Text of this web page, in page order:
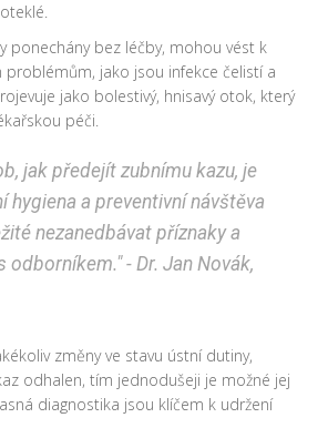
ponechány bez léčby, mohou vést k
problémům, jako jsou infekce čelistí a
jako bolestivý, hnisavý otok, který
péči.
jak předejít zubnímu kazu, je
hygiena a preventivní návštěva
nezanedbávat příznaky a
odborníkem." - Dr. Jan Novák,
změny ve stavu ústní dutiny,
odhalen, tím jednodušeji je možné jej
diagnostika jsou klíčem k udržení